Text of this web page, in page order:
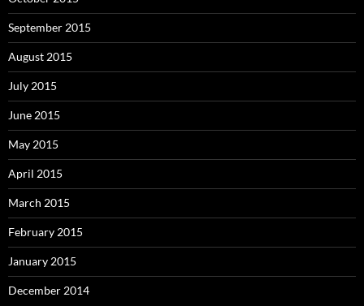
September 2015
August 2015
July 2015
June 2015
May 2015
April 2015
March 2015
February 2015
January 2015
December 2014